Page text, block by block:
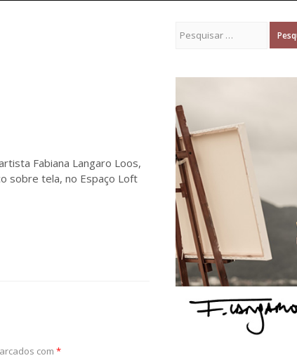
Fabiana Langaro Loos,
sobre tela, no Espaço Loft
com *